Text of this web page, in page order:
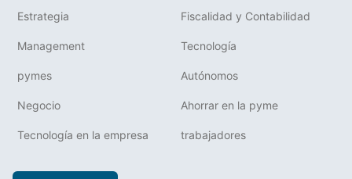
Estrategia Fiscalidad y Contabilidad
Management Tecnología
pymes Autónomos
Negocio Ahorrar en la pyme
Tecnología en la empresa trabajadores